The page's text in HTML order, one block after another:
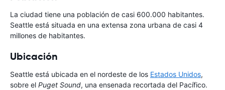
La ciudad tiene una población de casi 600.000 habitantes.
Seattle está situada en una extensa zona urbana de casi 4
millones de habitantes.
Ubicación
Seattle está ubicada en el nordeste de los Estados Unidos,
sobre el Puget Sound, una ensenada recortada del Pacífico.